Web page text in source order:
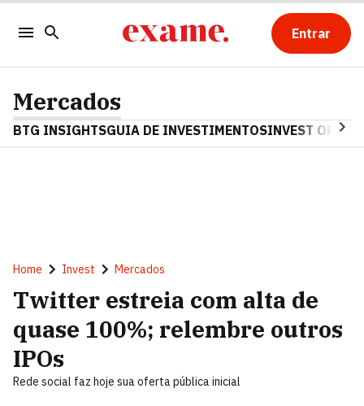
Entrar
Mercados
BTG INSIGHTSGUIA DE INVESTIMENTOSINVEST OPINA
Home Invest Mercados
Twitter estreia com alta de
quase 100%; relembre outros
IPOs
Rede social faz hoje sua oferta pública inicial